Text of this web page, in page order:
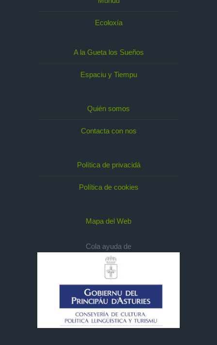
Ecoloxía
A la Gueta los Sueños
Espaciu y Tiempu
Quién somos
Contacta con nos
Política de privacidá
Política de cookies
Mapa del Web
Cola ayuda de